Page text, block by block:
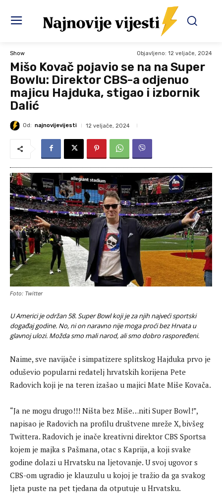
Show Objavljeno: 12 veljače, 2024
Mišo Kovač pojavio se na na Super
Bowlu: Direktor CBS-a odjenuo
majicu Hajduka, stigao i izbornik
Dalić
Od: najnovijevijesti 12 veljače, 2024
Foto: Twitter
U Americi je održan 58. Super Bowl koji je za njih najveći sportski
događaj godine. No, ni on naravno nije moga proći bez Hrvata u
glavnoj ulozi. Možda smo mali narod, ali smo dobro raspoređeni.
Naime, sve navijače i simpatizere splitskog Hajduka prvo je
oduševio popularni redatelj hrvatskih korijena Pete
Radovich koji je na teren izašao u majici Mate Miše Kovača.
“Ja ne mogu drugo!!! Ništa bez Miše…niti Super Bowl!”,
napisao je Radovich na profilu društvene mreže X, bivšeg
Twittera. Radovich je inače kreativni direktor CBS Sportsa
kojem je majka s Pašmana, otac s Kaprija, a koji svake
godine dolazi u Hrvatsku na ljetovanje. U svoj ugovor s
CBS-om ugradio je klauzulu u kojoj je tražio da ga svakog
ljeta puste na pet tjedana da otputuje u Hrvatsku.